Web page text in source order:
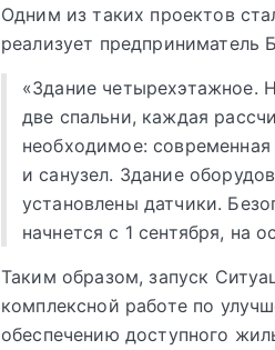
Одним из таких проектов
реализует
«Здание четырехэтажное.
две спальни, каждая
необходимое:
и санузел. Здание
установлены датчики.
начнется с 1 сентября, на
Таким образом, запуск
комплексной работе по
обеспечению доступного